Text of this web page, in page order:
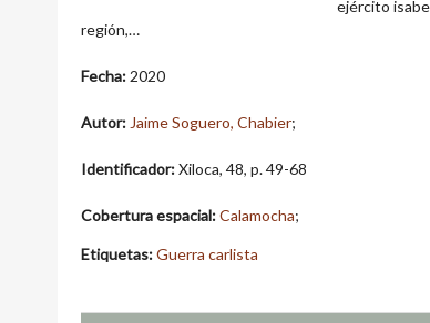
ejército
región,…
Fecha: 2020
Autor: Jaime Soguero, Chabier;
Identificador:Xiloca, 48, p. 49-68
Cobertura espacial:Calamocha;
Etiquetas:Guerra carlista